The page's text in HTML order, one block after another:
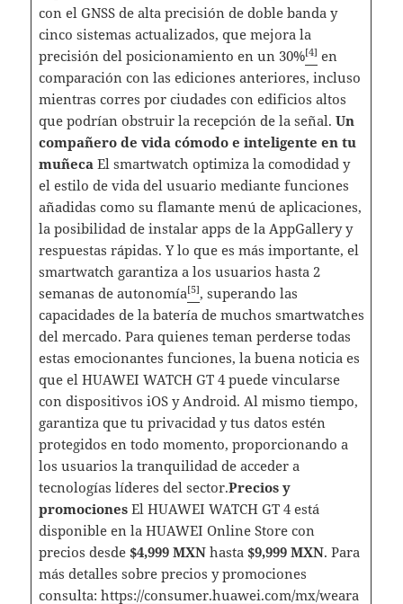
con el GNSS de alta precisión de doble banda y
cinco sistemas actualizados, que mejora la
precisión del posicionamiento en un 30%[4] en
comparación con las ediciones anteriores, incluso
mientras corres por ciudades con edificios altos
que podrían obstruir la recepción de la señal. Un
compañero de vida cómodo e inteligente en tu
muñeca El smartwatch optimiza la comodidad y
el estilo de vida del usuario mediante funciones
añadidas como su flamante menú de aplicaciones,
la posibilidad de instalar apps de la AppGallery y
respuestas rápidas. Y lo que es más importante, el
smartwatch garantiza a los usuarios hasta 2
semanas de autonomía[5], superando las
capacidades de la batería de muchos smartwatches
del mercado. Para quienes teman perderse todas
estas emocionantes funciones, la buena noticia es
que el HUAWEI WATCH GT 4 puede vincularse
con dispositivos iOS y Android. Al mismo tiempo,
garantiza que tu privacidad y tus datos estén
protegidos en todo momento, proporcionando a
los usuarios la tranquilidad de acceder a
tecnologías líderes del sector.Precios y
promociones El HUAWEI WATCH GT 4 está
disponible en la HUAWEI Online Store con
precios desde $4,999 MXNhasta $9,999 MXN. Para
más detalles sobre precios y promociones
consulta: https://consumer.huawei.com/mx/weara